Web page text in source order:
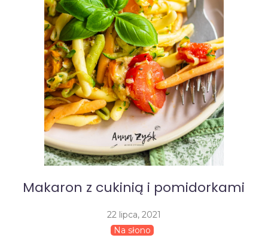
Makaron z cukinią i pomidorkami
22 lipca, 2021
Na słono